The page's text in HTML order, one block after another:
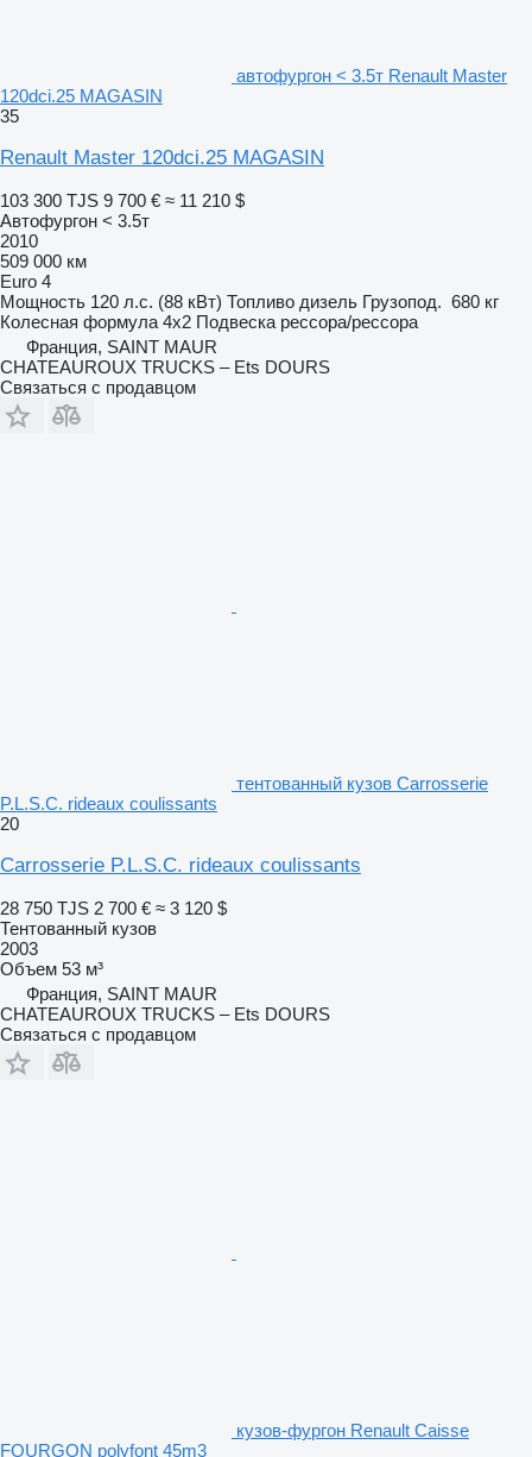
автофургон < 3.5т Renault Master
120dci.25 MAGASIN
35
Renault Master 120dci.25 MAGASIN
103 300 TJS 9 700 € ≈ 11 210 $
Автофургон < 3.5т
2010
509 000 км
Euro 4
Мощность 120 л.с. (88 кВт) Топливо дизель Грузопод. 680 кг
Колесная формула 4x2 Подвеска рессора/рессора
Франция, SAINT MAUR
CHATEAUROUX TRUCKS – Ets DOURS
Связаться с продавцом
тентованный кузов Carrosserie
P.L.S.C. rideaux coulissants
20
Carrosserie P.L.S.C. rideaux coulissants
28 750 TJS 2 700 € ≈ 3 120 $
Тентованный кузов
2003
Объем 53 м³
Франция, SAINT MAUR
CHATEAUROUX TRUCKS – Ets DOURS
Связаться с продавцом
кузов-фургон Renault Caisse
FOURGON polyfont 45m3